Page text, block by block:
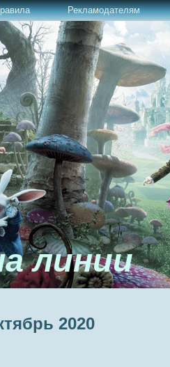
Рекламодателям
линии
2020